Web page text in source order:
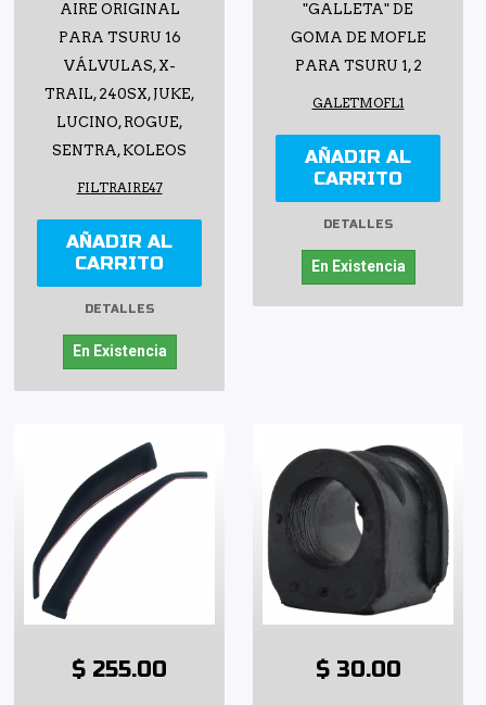
AIRE ORIGINAL
PARA TSURU 16
VÁLVULAS, X-
TRAIL, 240SX, JUKE,
LUCINO, ROGUE,
SENTRA, KOLEOS
FILTRAIRE47
AÑADIR AL
CARRITO
DETALLES
En Existencia
"GALLETA" DE
GOMA DE MOFLE
PARA TSURU 1, 2
GALETMOFL1
AÑADIR AL
CARRITO
DETALLES
En Existencia
$ 255.00 $ 30.00